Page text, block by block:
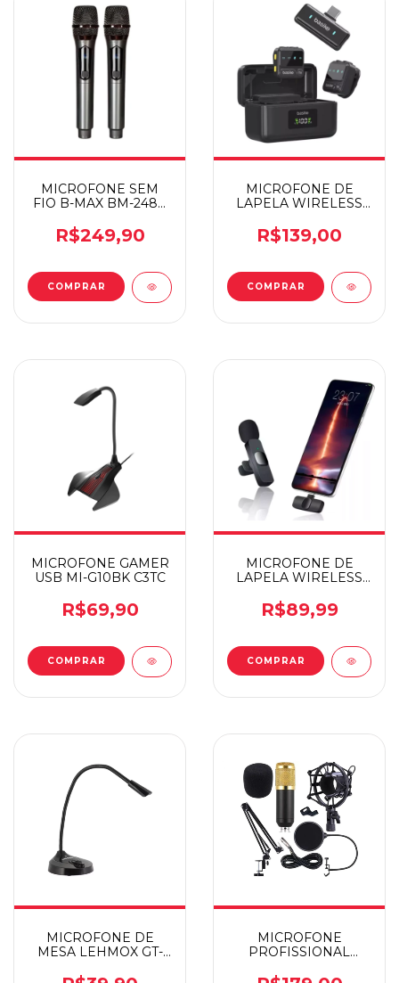
MICROFONE SEM
FIO B-MAX BM-248B
R$249,90
MICROFONE DE
LAPELA WIRELESS
L
R$139,00
MICROFONE GAMER
USB MI-G10BK C3TC
R$69,90
MICROFONE DE
LAPELA WIRELESS
IPHONE
R$89,99
MICROFONE DE
MESA LEHMOX GT-
MICROFONE
PROFISSIONAL